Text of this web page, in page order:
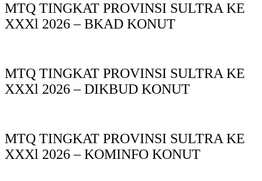
MTQ TINGKAT PROVINSI SULTRA KE
XXXl 2026 – BKAD KONUT
MTQ TINGKAT PROVINSI SULTRA KE
XXXl 2026 – DIKBUD KONUT
MTQ TINGKAT PROVINSI SULTRA KE
XXXl 2026 – KOMINFO KONUT